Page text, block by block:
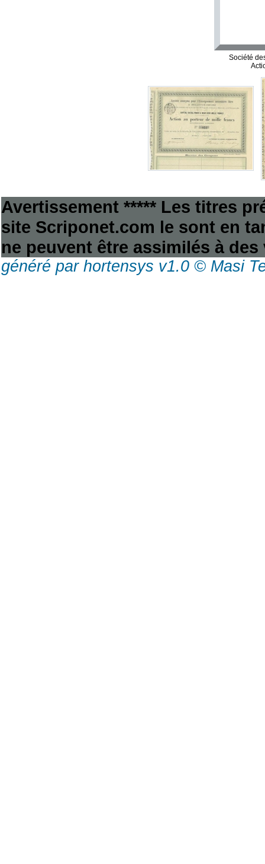
Société
Avertissement ***** Les titres
site Scriponet.com le sont en
ne peuvent être assimilés à
généré par hortensys v1.0 © Masi